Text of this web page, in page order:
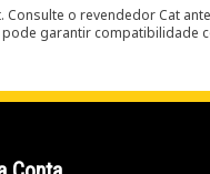
o revendedor Cat
garantir compatibilidade